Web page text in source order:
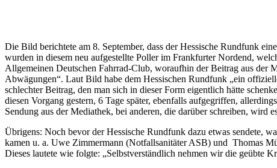
Die Bild berichtete am 8. September, dass der Hessische Rundfunk
wurden in diesem neu aufgestellte Poller im Frankfurter Nordend,
Allgemeinen Deutschen Fahrrad-Club, woraufhin der Beitrag aus der
Abwägungen“. Laut Bild habe dem Hessischen Rundfunk „ein
schlechter Beitrag, den man sich in dieser Form eigentlich hätte
diesen Vorgang gestern, 6 Tage später, ebenfalls aufgegriffen,
Sendung aus der Mediathek, bei anderen, die darüber schreiben,
Übrigens: Noch bevor der Hessische Rundfunk dazu etwas sendete,
kamen u. a. Uwe Zimmermann (Notfallsanitäter ASB) und Thomas
Dieses lautete wie folgte: „Selbstverständlich nehmen wir die